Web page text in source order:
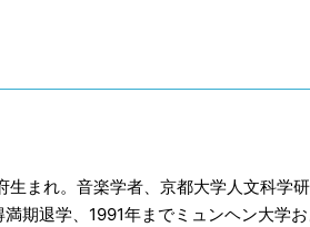
生まれ。音楽学者、京都大学人文科学
期退学、1991年までミュンヘン大学